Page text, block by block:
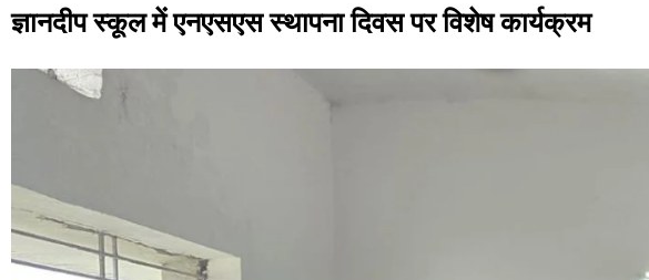
ज्ञानदीप स्कूल में एनएसएस स्थापना दिवस पर विशेष कार्यक्रम